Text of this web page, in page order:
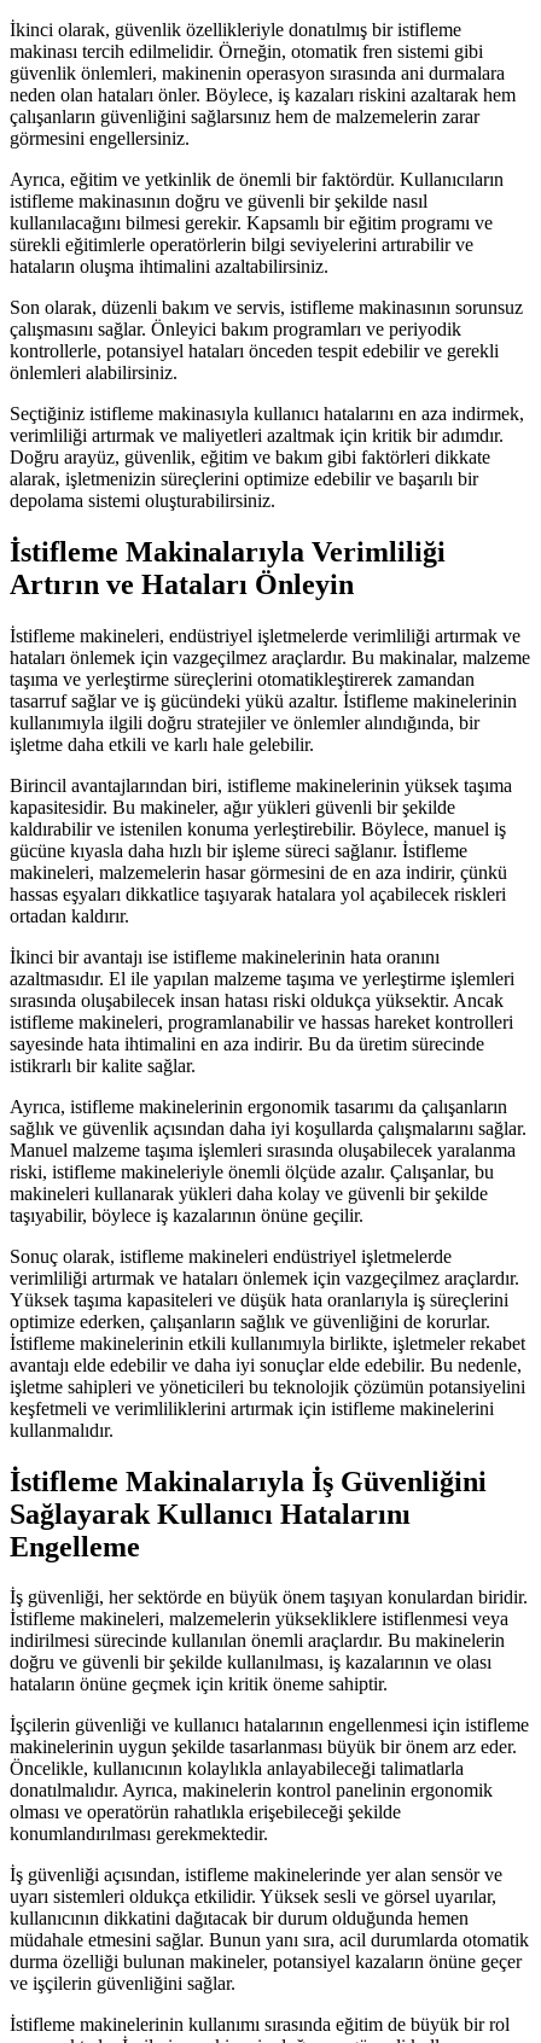
İkinci olarak, güvenlik özellikleriyle donatılmış bir istifleme
makinası tercih edilmelidir. Örneğin, otomatik fren sistemi gibi
güvenlik önlemleri, makinenin operasyon sırasında ani durmalara
neden olan hataları önler. Böylece, iş kazaları riskini azaltarak hem
çalışanların güvenliğini sağlarsınız hem de malzemelerin zarar
görmesini engellersiniz.
Ayrıca, eğitim ve yetkinlik de önemli bir faktördür. Kullanıcıların
istifleme makinasının doğru ve güvenli bir şekilde nasıl
kullanılacağını bilmesi gerekir. Kapsamlı bir eğitim programı ve
sürekli eğitimlerle operatörlerin bilgi seviyelerini artırabilir ve
hataların oluşma ihtimalini azaltabilirsiniz.
Son olarak, düzenli bakım ve servis, istifleme makinasının sorunsuz
çalışmasını sağlar. Önleyici bakım programları ve periyodik
kontrollerle, potansiyel hataları önceden tespit edebilir ve gerekli
önlemleri alabilirsiniz.
Seçtiğiniz istifleme makinasıyla kullanıcı hatalarını en aza indirmek,
verimliliği artırmak ve maliyetleri azaltmak için kritik bir adımdır.
Doğru arayüz, güvenlik, eğitim ve bakım gibi faktörleri dikkate
alarak, işletmenizin süreçlerini optimize edebilir ve başarılı bir
depolama sistemi oluşturabilirsiniz.
İstifleme Makinalarıyla Verimliliği
Artırın ve Hataları Önleyin
İstifleme makineleri, endüstriyel işletmelerde verimliliği artırmak ve
hataları önlemek için vazgeçilmez araçlardır. Bu makinalar, malzeme
taşıma ve yerleştirme süreçlerini otomatikleştirerek zamandan
tasarruf sağlar ve iş gücündeki yükü azaltır. İstifleme makinelerinin
kullanımıyla ilgili doğru stratejiler ve önlemler alındığında, bir
işletme daha etkili ve karlı hale gelebilir.
Birincil avantajlarından biri, istifleme makinelerinin yüksek taşıma
kapasitesidir. Bu makineler, ağır yükleri güvenli bir şekilde
kaldırabilir ve istenilen konuma yerleştirebilir. Böylece, manuel iş
gücüne kıyasla daha hızlı bir işleme süreci sağlanır. İstifleme
makineleri, malzemelerin hasar görmesini de en aza indirir, çünkü
hassas eşyaları dikkatlice taşıyarak hatalara yol açabilecek riskleri
ortadan kaldırır.
İkinci bir avantajı ise istifleme makinelerinin hata oranını
azaltmasıdır. El ile yapılan malzeme taşıma ve yerleştirme işlemleri
sırasında oluşabilecek insan hatası riski oldukça yüksektir. Ancak
istifleme makineleri, programlanabilir ve hassas hareket kontrolleri
sayesinde hata ihtimalini en aza indirir. Bu da üretim sürecinde
istikrarlı bir kalite sağlar.
Ayrıca, istifleme makinelerinin ergonomik tasarımı da çalışanların
sağlık ve güvenlik açısından daha iyi koşullarda çalışmalarını sağlar.
Manuel malzeme taşıma işlemleri sırasında oluşabilecek yaralanma
riski, istifleme makineleriyle önemli ölçüde azalır. Çalışanlar, bu
makineleri kullanarak yükleri daha kolay ve güvenli bir şekilde
taşıyabilir, böylece iş kazalarının önüne geçilir.
Sonuç olarak, istifleme makineleri endüstriyel işletmelerde
verimliliği artırmak ve hataları önlemek için vazgeçilmez araçlardır.
Yüksek taşıma kapasiteleri ve düşük hata oranlarıyla iş süreçlerini
optimize ederken, çalışanların sağlık ve güvenliğini de korurlar.
İstifleme makinelerinin etkili kullanımıyla birlikte, işletmeler rekabet
avantajı elde edebilir ve daha iyi sonuçlar elde edebilir. Bu nedenle,
işletme sahipleri ve yöneticileri bu teknolojik çözümün potansiyelini
keşfetmeli ve verimliliklerini artırmak için istifleme makinelerini
kullanmalıdır.
İstifleme Makinalarıyla İş Güvenliğini
Sağlayarak Kullanıcı Hatalarını
Engelleme
İş güvenliği, her sektörde en büyük önem taşıyan konulardan biridir.
İstifleme makineleri, malzemelerin yüksekliklere istiflenmesi veya
indirilmesi sürecinde kullanılan önemli araçlardır. Bu makinelerin
doğru ve güvenli bir şekilde kullanılması, iş kazalarının ve olası
hataların önüne geçmek için kritik öneme sahiptir.
İşçilerin güvenliği ve kullanıcı hatalarının engellenmesi için istifleme
makinelerinin uygun şekilde tasarlanması büyük bir önem arz eder.
Öncelikle, kullanıcının kolaylıkla anlayabileceği talimatlarla
donatılmalıdır. Ayrıca, makinelerin kontrol panelinin ergonomik
olması ve operatörün rahatlıkla erişebileceği şekilde
konumlandırılması gerekmektedir.
İş güvenliği açısından, istifleme makinelerinde yer alan sensör ve
uyarı sistemleri oldukça etkilidir. Yüksek sesli ve görsel uyarılar,
kullanıcının dikkatini dağıtacak bir durum olduğunda hemen
müdahale etmesini sağlar. Bunun yanı sıra, acil durumlarda otomatik
durma özelliği bulunan makineler, potansiyel kazaların önüne geçer
ve işçilerin güvenliğini sağlar.
İstifleme makinelerinin kullanımı sırasında eğitim de büyük bir rol